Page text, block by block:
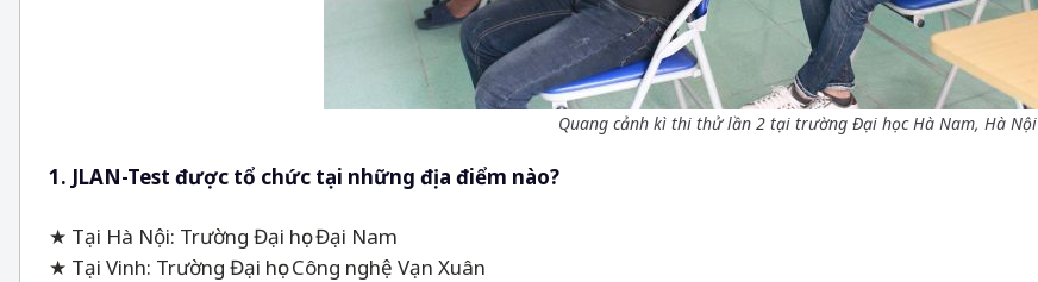
Quang cảnh kì thi thử lần 2 tại trường Đại học Hà Nam, Hà Nội
1. JLAN-Test được tổ chức tại những địa điểm nào?
★ Tại Hà Nội: Trường Đại học Đại Nam
★ Tại Vinh: Trường Đại học Công nghệ Vạn Xuân